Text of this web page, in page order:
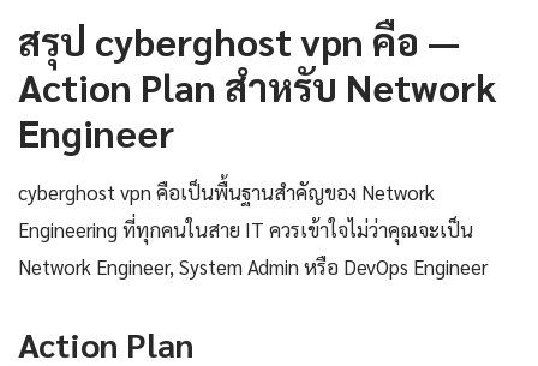
สรุป cyberghost vpn คือ —
Action Plan สำหรับ Network
Engineer
cyberghost vpn คือเป็นพื้นฐานสำคัญของ Network
Engineering ที่ทุกคนในสาย IT ควรเข้าใจไม่ว่าคุณจะเป็น
Network Engineer, System Admin หรือ DevOps Engineer
Action Plan